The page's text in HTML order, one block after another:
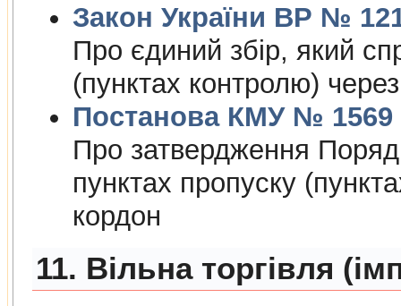
Закон України ВР №
Про єдиний збiр, який
(пунктах контролю)
Постанова КМУ № 1569
Про затвердження
пунктах пропуску
кордон
11. Вільна торгівля